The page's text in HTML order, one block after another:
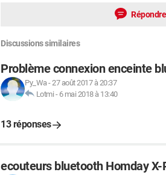
Répondre
Discussions similaires
Problème connexion enceinte
Py_Wa-27 août 2017 à 20:37
Lotmi - 6 mai 2018 à 13:40
13 réponses
ecouteurs bluetooth Homday X-